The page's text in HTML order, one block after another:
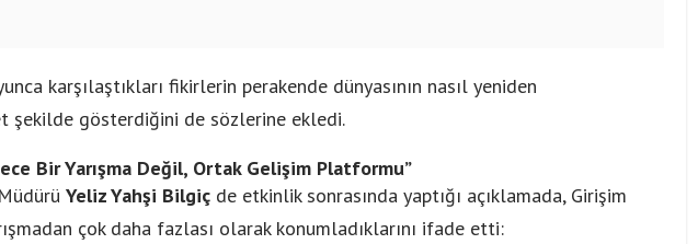
karşılaştıkları fikirlerin perakende dünyasının nasıl yeniden
şekilde gösterdiğini de sözlerine ekledi.
Bir Yarışma Değil, Ortak Gelişim Platformu”
Yeliz Yahşi Bilgiç de etkinlik sonrasında yaptığı açıklamada, Girişim
çok daha fazlası olarak konumladıklarını ifade etti: